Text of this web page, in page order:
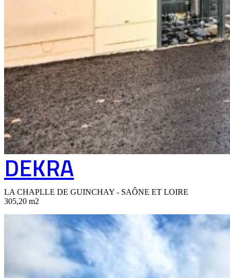
DEKRA
LA CHAPLLE DE GUINCHAY - SAÔNE ET LOIRE
305,20 m2